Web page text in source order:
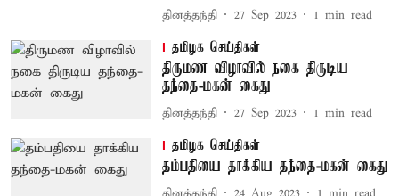
தினத்தந்தி 27 Sep 2023 1 min read
தமிழக செய்திகள்
திருமண விழாவில் நகை திருடிய
தந்தை-மகன் கைது
தினத்தந்தி 27 Sep 2023 1 min read
தமிழக செய்திகள்
தம்பதியை தாக்கிய தந்தை-மகன் கைது